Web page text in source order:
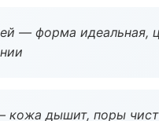
— форма идеальная,
кожа дышит, поры